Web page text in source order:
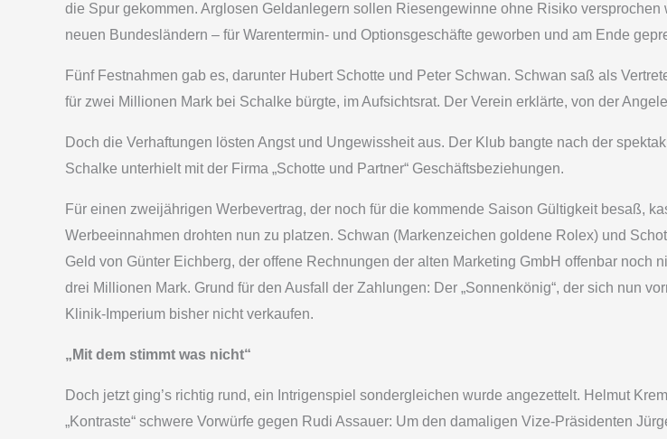
die Spur gekommen. Arglosen Geldanlegern sollen Riesengewinne ohne Risiko
neuen Bundesländern – für Warentermin- und Optionsgeschäfte geworben und am Ende
Fünf Festnahmen gab es, darunter Hubert Schotte und Peter Schwan. Schwan saß als
für zwei Millionen Mark bei Schalke bürgte, im Aufsichtsrat. Der Verein erklärte, von der
Doch die Verhaftungen lösten Angst und Ungewissheit aus. Der Klub bangte nach der
Schalke unterhielt mit der Firma „Schotte und Partner“ Geschäftsbeziehungen.
Für einen zweijährigen Werbevertrag, der noch für die kommende Saison Gültigkeit besaß,
Werbeeinnahmen drohten nun zu platzen. Schwan (Markenzeichen goldene Rolex) und
Geld von Günter Eichberg, der offene Rechnungen der alten Marketing GmbH offenbar
drei Millionen Mark. Grund für den Ausfall der Zahlungen: Der „Sonnenkönig“, der sich nun
Klinik-Imperium bisher nicht verkaufen.
„Mit dem stimmt was nicht“
Doch jetzt ging’s richtig rund, ein Intrigenspiel sondergleichen wurde angezettelt. Helmut
„Kontraste“ schwere Vorwürfe gegen Rudi Assauer: Um den damaligen Vize-Präsidenten